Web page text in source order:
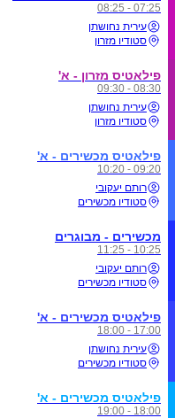
07:25 - 08:25
עירית נחושתן
סטודיו מזרון
פילאטיס מזרון - א'
08:30 - 09:30
עירית נחושתן
סטודיו מזרון
פילאטיס מכשירים - א'
09:20 - 10:20
רותם יעקובי
סטודיו מכשירים
מכשירים - מבוגרים
10:25 - 11:25
רותם יעקובי
סטודיו מכשירים
פילאטיס מכשירים - א'
17:00 - 18:00
עירית נחושתן
סטודיו מכשירים
פילאטיס מכשירים - א'
18:00 - 19:00